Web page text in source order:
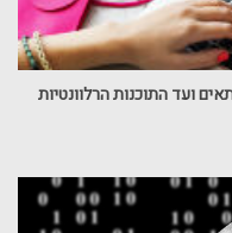
ועד התוכנות הרלוונטיות